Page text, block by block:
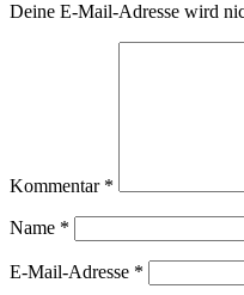
Deine E-Mail-Adresse wird
Kommentar *
Name *
E-Mail-Adresse *